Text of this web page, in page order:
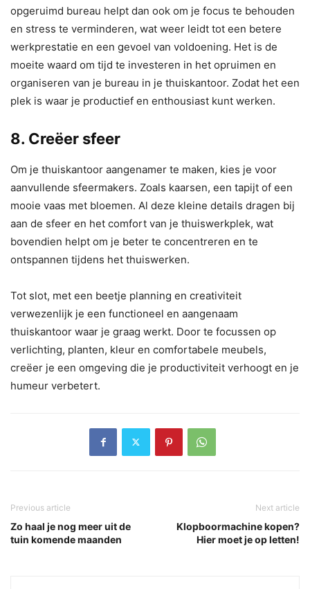
opgeruimd bureau helpt dan ook om je focus te behouden
en stress te verminderen, wat weer leidt tot een betere
werkprestatie en een gevoel van voldoening. Het is de
moeite waard om tijd te investeren in het opruimen en
organiseren van je bureau in je thuiskantoor. Zodat het een
plek is waar je productief en enthousiast kunt werken.
8. Creëer sfeer
Om je thuiskantoor aangenamer te maken, kies je voor
aanvullende sfeermakers. Zoals kaarsen, een tapijt of een
mooie vaas met bloemen. Al deze kleine details dragen bij
aan de sfeer en het comfort van je thuiswerkplek, wat
bovendien helpt om je beter te concentreren en te
ontspannen tijdens het thuiswerken.
Tot slot, met een beetje planning en creativiteit
verwezenlijk je een functioneel en aangenaam
thuiskantoor waar je graag werkt. Door te focussen op
verlichting, planten, kleur en comfortabele meubels,
creëer je een omgeving die je productiviteit verhoogt en je
humeur verbetert.
Previous article
Zo haal je nog meer uit de
tuin komende maanden
Next article
Klopboormachine kopen?
Hier moet je op letten!